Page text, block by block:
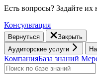
Есть вопросы? Задайте их
Консультация
Вернуться
Закрыть
Аудиторские услуги
КомпанияБаза знаний